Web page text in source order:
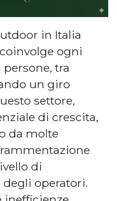
in Italia
ogni
tra
un giro
settore,
di crescita,
da molte
di
operatori.